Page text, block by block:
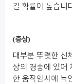
길 확률이 높습니
(증상)
대부분 뚜렷한 신
상의 경중에 있어
한 움직임시에 늑